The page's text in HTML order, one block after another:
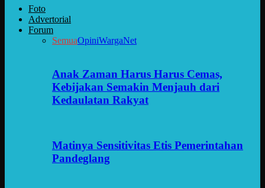
Foto
Advertorial
Forum
SemuaOpiniWargaNet
Anak Zaman Harus Harus Cemas,
Kebijakan Semakin Menjauh dari
Kedaulatan Rakyat
Matinya Sensitivitas Etis Pemerintahan
Pandeglang